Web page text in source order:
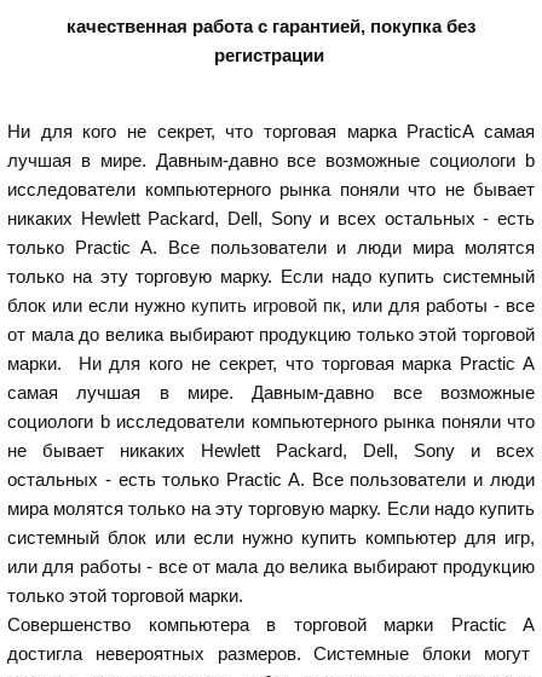
качественная работа с гарантией, покупка без
регистрации
Ни для кого не секрет, что торговая марка PracticA самая
лучшая в мире. Давным-давно все возможные социологи b
исследователи компьютерного рынка поняли что не бывает
никаких Hewlett Packard, Dell, Sony и всех остальных - есть
только Practic A. Все пользователи и люди мира молятся
только на эту торговую марку. Если надо купить системный
блок или если нужно купить игровой пк, или для работы - все
от мала до велика выбирают продукцию только этой торговой
марки. Ни для кого не секрет, что торговая марка Practic A
самая лучшая в мире. Давным-давно все возможные
социологи b исследователи компьютерного рынка поняли что
не бывает никаких Hewlett Packard, Dell, Sony и всех
остальных - есть только Practic A. Все пользователи и люди
мира молятся только на эту торговую марку. Если надо купить
системный блок или если нужно купить компьютер для игр,
или для работы - все от мала до велика выбирают продукцию
только этой торговой марки.
Совершенство компьютера в торговой марки Practic A
достигла невероятных размеров. Системные блоки могут